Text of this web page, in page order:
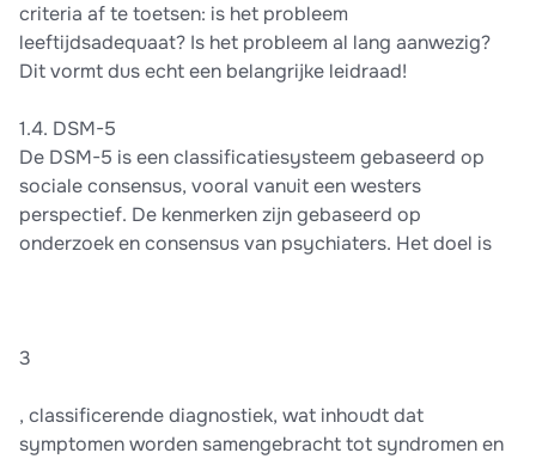
criteria af te toetsen: is het probleem
leeftijdsadequaat? Is het probleem al lang aanwezig?
Dit vormt dus echt een belangrijke leidraad!
1.4. DSM-5
De DSM-5 is een classificatiesysteem gebaseerd op
sociale consensus, vooral vanuit een westers
perspectief. De kenmerken zijn gebaseerd op
onderzoek en consensus van psychiaters. Het doel is
3
, classificerende diagnostiek, wat inhoudt dat
symptomen worden samengebracht tot syndromen en